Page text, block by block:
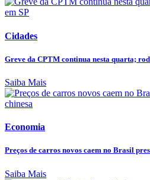
Cidades
Greve da CPTM continua nesta quarta;
Saiba Mais
Economia
Preços de carros novos caem no Brasil
Saiba Mais